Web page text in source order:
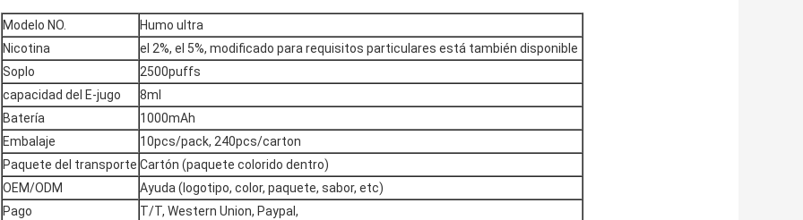
Modelo NO.
Humo ultra
Nicotina
el 2%, el 5%, modificado para requisitos particulares está también disponible
Soplo
2500puffs
capacidad del E-jugo
8ml
Batería
1000mAh
Embalaje
10pcs/pack, 240pcs/carton
Paquete del transporte Cartón (paquete colorido dentro)
OEM/ODM
Ayuda (logotipo, color, paquete, sabor, etc)
Pago
T/T, Western Union, Paypal,